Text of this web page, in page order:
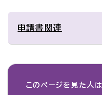
申請書関連
このページを見た人は